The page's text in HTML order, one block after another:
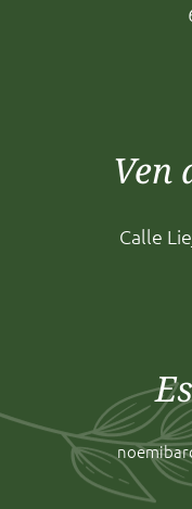
Ven
Calle